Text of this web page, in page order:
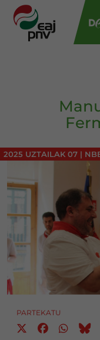
2025 UZTAILAK 07 |
PARTEKATU